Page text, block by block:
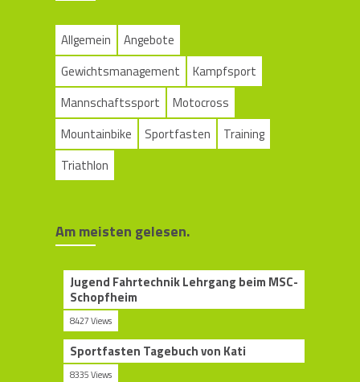
Allgemein
Angebote
Gewichtsmanagement
Kampfsport
Mannschaftssport
Motocross
Mountainbike
Sportfasten
Training
Triathlon
Am meisten gelesen.
Jugend Fahrtechnik Lehrgang beim MSC-
Schopfheim
8427 Views
Sportfasten Tagebuch von Kati
8335 Views